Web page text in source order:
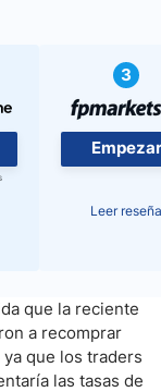
3
Empezar
Leer reseña
que la reciente
a recomprar
que los traders
las tasas de